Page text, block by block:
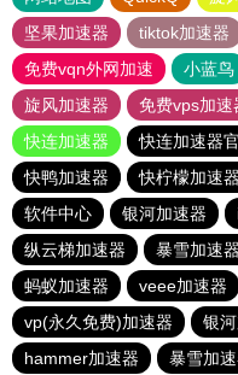
坚果加速器
tiktok加速器
免费vqn外网加速
小蓝鸟
旋风加速器
免费vps加速
快连加速器
快连加速器
快鸭加速器
快柠檬加速器
软件中心
银河加速器
纵云梯加速器
暴雪加速器
蚂蚁加速器
veee加速器
vp(永久免费)加速器
银
hammer加速器
暴雪加